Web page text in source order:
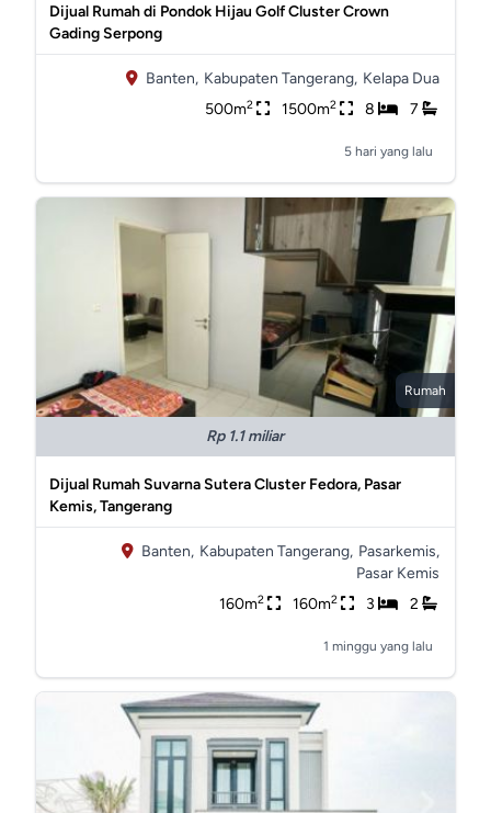
Dijual Rumah di Pondok Hijau Golf Cluster Crown
Gading Serpong
Banten, Kabupaten Tangerang, Kelapa Dua
500m2 1500m2 8 7
5 hari yang lalu
Rumah
Rp 1.1 miliar
Dijual Rumah Suvarna Sutera Cluster Fedora, Pasar
Kemis, Tangerang
Banten, Kabupaten Tangerang, Pasarkemis,
Pasar Kemis
160m2 160m2 3 2
1 minggu yang lalu